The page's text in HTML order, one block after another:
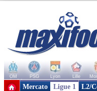
OM PSG Lyon Lille
+ de clubs
Mercato Ligue 1 L2/